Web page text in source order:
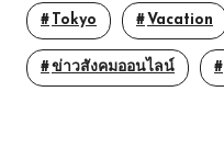
Tokyo Vacation
ข่าวสังคมออนไลน์